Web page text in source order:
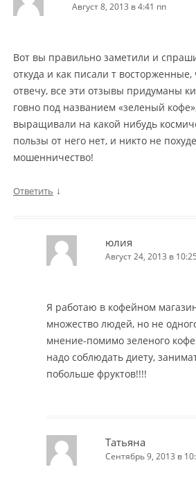
Август 8, 2013 в 4:41 пп
Вот вы правильно заметили и
откуда и как писали т
отвечу, все эти отзывы придуманы
говно под названием «зеленый
выращивали на какой нибудь
пользы от него нет, и никто не
мошенничество!
Ответить ↓
юлия
Август 24, 2013 в
Я работаю в кофейном
множество людей, но не
мнение-помимо зеленого
надо соблюдать диету,
побольше фруктов!!!!
Татьяна
Сентябрь 9, 2013 в